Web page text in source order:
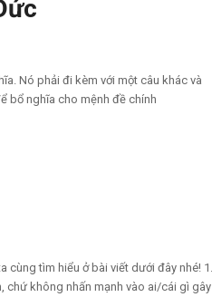
Nó phải đi kèm với một câu khác và
bổ nghĩa cho mệnh đề chính
tìm hiểu ở bài viết dưới đây nhé! 1.
chứ không nhấn mạnh vào ai/cái gì gây